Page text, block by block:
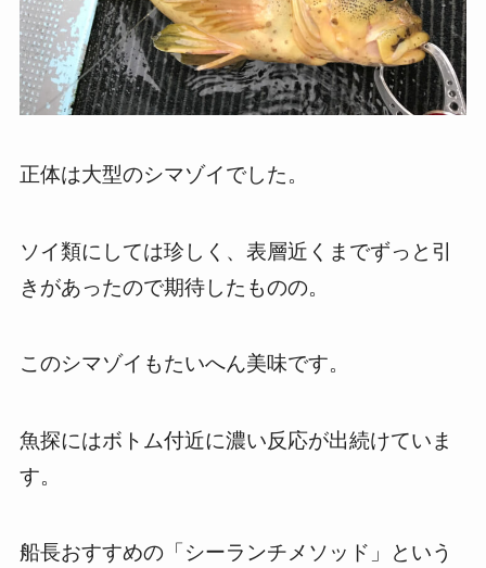
正体は大型のシマゾイでした。
ソイ類にしては珍しく、表層近くまでずっと引
きがあったので期待したものの。
このシマゾイもたいへん美味です。
魚探にはボトム付近に濃い反応が出続けていま
す。
船長おすすめの「シーランチメソッド」という